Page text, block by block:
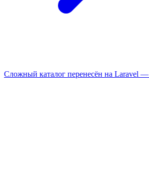
Сложный каталог перенесён на Laravel —